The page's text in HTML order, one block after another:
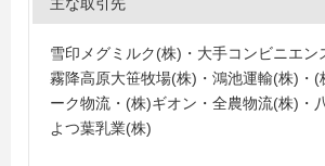
雪印メグミルク(株)・大手コンビニエン
霧降高原大笹牧場(株)・鴻池運輸(株)・(
ーク物流・(株)ギオン・全農物流(株)・
よつ葉乳業(株)